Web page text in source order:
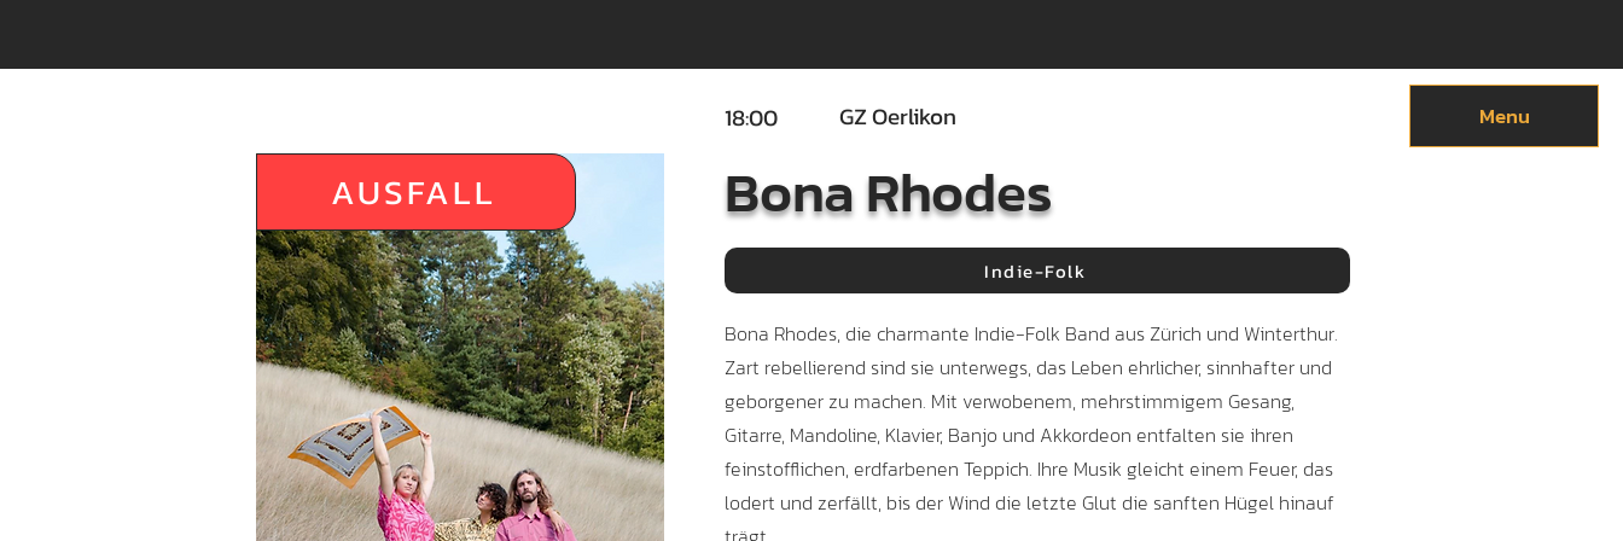
Menu
AUSFALL
18:00 GZ Oerlikon
Bona Rhodes
Indie-Folk
Bona Rhodes, die charmante Indie-Folk Band aus Zürich und Winterthur.
Zart rebellierend sind sie unterwegs, das Leben ehrlicher, sinnhafter und
geborgener zu machen. Mit verwobenem, mehrstimmigem Gesang,
Gitarre, Mandoline, Klavier, Banjo und Akkordeon entfalten sie ihren
feinstofflichen, erdfarbenen Teppich. Ihre Musik gleicht einem Feuer, das
lodert und zerfällt, bis der Wind die letzte Glut die sanften Hügel hinauf